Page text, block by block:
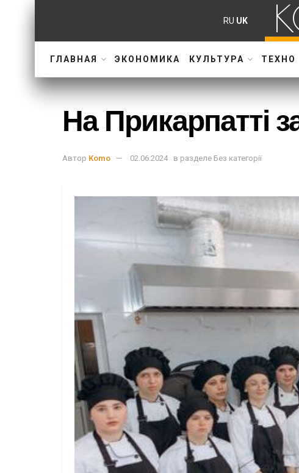
RU UK
ГЛАВНАЯ ЭКОНОМИКА КУЛЬТУРА ТЕХНО
На Прикарпатті
Автор Komo 02.06.2024 в разделе Без категорії